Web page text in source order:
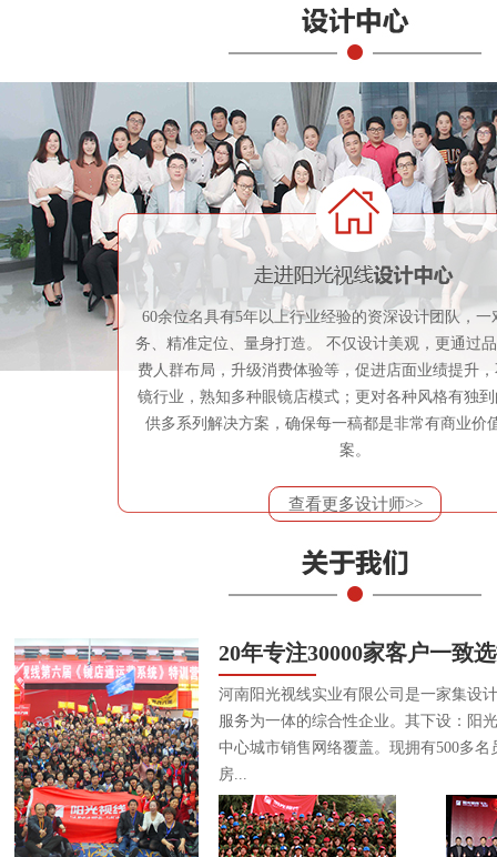
60余位名具有5年以上行业经验的资深设计团队，一
务、精准定位、量身打造。 不仅设计美观，更通过
费人群布局，升级消费体验等，促进店面业绩提升
镜行业，熟知多种眼镜店模式；更对各种风格有独
供多系列解决方案，确保每一稿都是非常有商业价
案。
查看更多设计师>>
20年专注30000家客户一致
河南阳光视线实业有限公司是一家集设
服务为一体的综合性企业。其下设：阳
中心城市销售网络覆盖。现拥有500多
房...